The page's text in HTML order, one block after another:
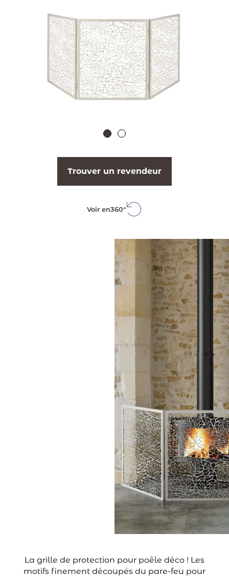
Trouver un revendeur
Voir en360°
La grille de protection pour poêle déco ! Les
motifs finement découpés du pare-feu pour